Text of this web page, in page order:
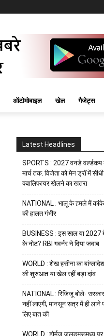
ऑटोमोबाइल खेल गैजेट्स
Latest Headlines
SPORTS : 2027 वनडे वर्ल्डकप
मार्च तक: विजेता को मेन ड्रॉ में
क्वालिफायर खेलने का खतरा
NATIONAL : भालू के हमले में
की हालत गंभीर
BUSINESS : इस साल या 2027
के नोट? RBI गवर्नर ने दिया जवाब
WORLD : शेख हसीना का
की शुरुआत या खेल रहीं बड़ा दांव
NATIONAL : रिजिजू बोले-
नहीं लाएगी, मानसून सत्र में ही लाने
लिए बात की
WORLD : होर्मुज़ जलडमरूमध्य